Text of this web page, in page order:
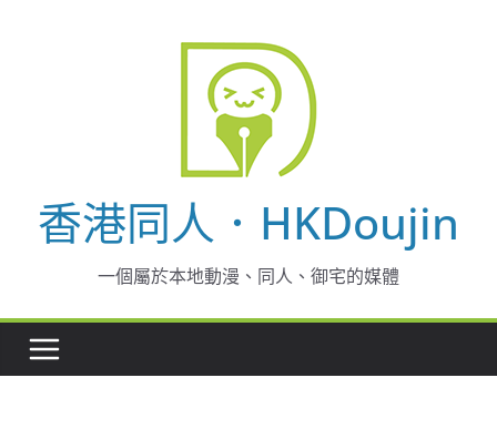
香港同人．HKDoujin
一個屬於本地動漫、同人、御宅的媒體